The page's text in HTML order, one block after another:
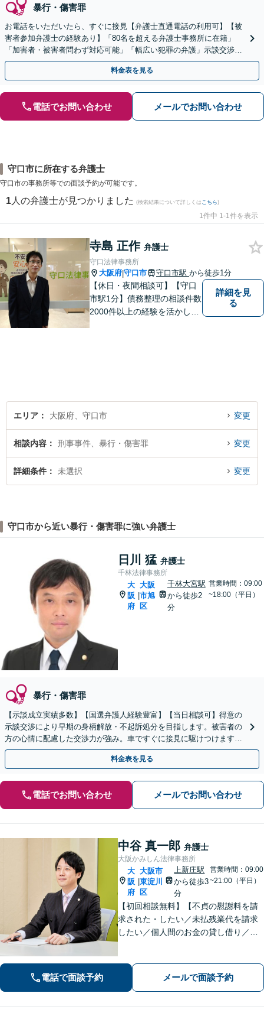
暴行・傷害罪
お電話をいただいたら、すぐに接見【弁護士直通電話の利用可】【被
害者参加弁護士の経験あり】「80名を超える弁護士事務所に在籍」
「加害者・被害者問わず対応可能」「幅広い犯罪の弁護」示談交渉に
豊富な事績【完全個室対応】【休日・夜間相談可】
料金表を見る
電話でお問い合わせ メールでお問い合わせ
守口市に所在する弁護士
守口市の事務所等での面談予約が可能です。
1 人の弁護士が見つかりました (検索結果について詳しくは こちら)
1件中 1-1件を表示
寺島 正作 弁護士
守口法律事務所
大阪府|守口市 守口市駅 から徒歩1分
【休日・夜間相談可】【守口
市駅1分】債務整理の相談件数
2000件以上の経験を活かし、
詳細を見
る
エリア 大阪府、守口市 変更
相談内容 刑事事件、暴行・傷害罪 変更
詳細条件 未選択 変更
守口市から近い暴行・傷害罪に強い弁護士
日川 猛 弁護士
千林法律事務所
大
阪
府
|
大阪
市旭
区
千林大宮駅
から徒歩2
分
営業時間：09:00
~18:00（平日）
暴行・傷害罪
【示談成立実績多数】【国選弁護人経験豊富】【当日相談可】得意の
示談交渉により早期の身柄解放・不起訴処分を目指します。被害者の
方の心情に配慮した交渉力が強み。車ですぐに接見に駆けつけます。
逮捕された際にはすぐにご相談を。【千林大宮駅徒歩2分】
料金表を見る
電話でお問い合わせ メールでお問い合わせ
中谷 真一郎 弁護士
大阪かみしん法律事務所
大
阪
府
|
大阪市
東淀川
区
上新庄駅
から徒歩3
分
営業時間：09:00
~21:00（平日）
【初回相談無料】【不貞の慰謝料を請
求された・したい／未払残業代を請求
したい／個人間のお金の貸し借り／交
り。【弁護士歴10年以上】【当日、夜
間・休日相談可】
電話で面談予約 メールで面談予約